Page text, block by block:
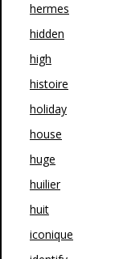
hermes
hidden
high
histoire
holiday
house
huge
huilier
huit
iconique